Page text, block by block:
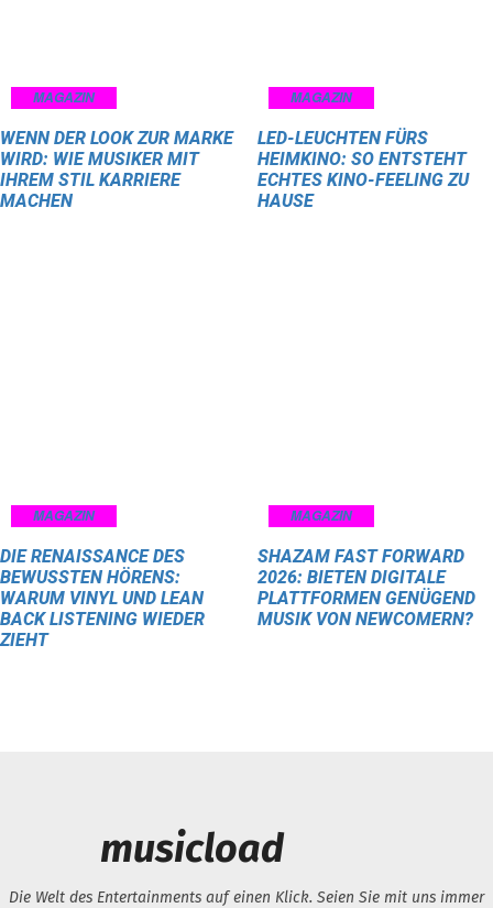
MAGAZIN
WENN DER LOOK ZUR MARKE
WIRD: WIE MUSIKER MIT
IHREM STIL KARRIERE
MACHEN
MAGAZIN
LED-LEUCHTEN FÜRS
HEIMKINO: SO ENTSTEHT
ECHTES KINO-FEELING ZU
HAUSE
MAGAZIN
DIE RENAISSANCE DES
BEWUSSTEN HÖRENS:
WARUM VINYL UND LEAN
BACK LISTENING WIEDER
ZIEHT
MAGAZIN
SHAZAM FAST FORWARD
2026: BIETEN DIGITALE
PLATTFORMEN GENÜGEND
MUSIK VON NEWCOMERN?
musicload
Die Welt des Entertainments auf einen Klick. Seien Sie mit uns immer